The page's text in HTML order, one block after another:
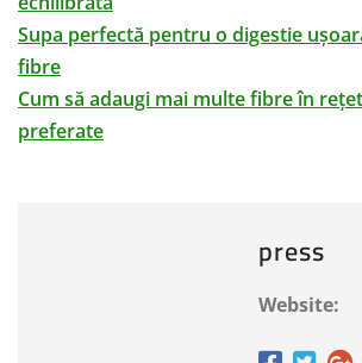
Supa perfectă pentru o digestie
fibre
Cum să adaugi mai multe fibre în
preferate
press
Website: